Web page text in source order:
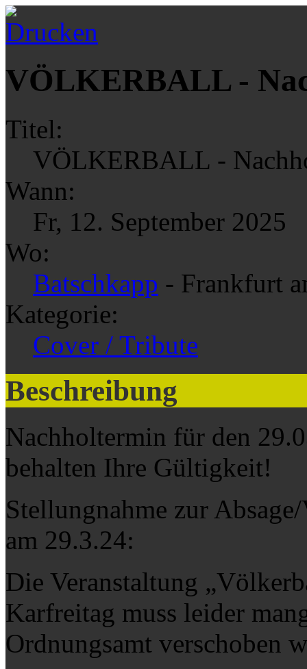
VÖLKERBALL -
Titel:
VÖLKERBALL -
Wann:
Fr, 12. September 2025
Wo:
Batschkapp - Frankfurt
Kategorie:
Cover / Tribute
Beschreibung
Nachholtermin für den
behalten Ihre Gültigkeit!
Stellungnahme zur
am 29.3.24:
Die Veranstaltung
Karfreitag muss leider
Ordnungsamt verschoben